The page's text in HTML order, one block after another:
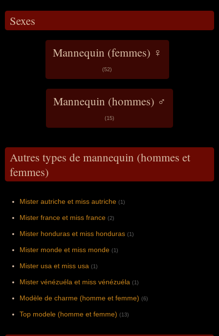
Sexes
Mannequin (femmes) ♀
(52)
Mannequin (hommes) ♂
(15)
Autres types de mannequin (hommes et
femmes)
Mister autriche et miss autriche (1)
Mister france et miss france (2)
Mister honduras et miss honduras (1)
Mister monde et miss monde (1)
Mister usa et miss usa (1)
Mister vénézuéla et miss vénézuéla (1)
Modèle de charme (homme et femme) (6)
Top modele (homme et femme) (13)